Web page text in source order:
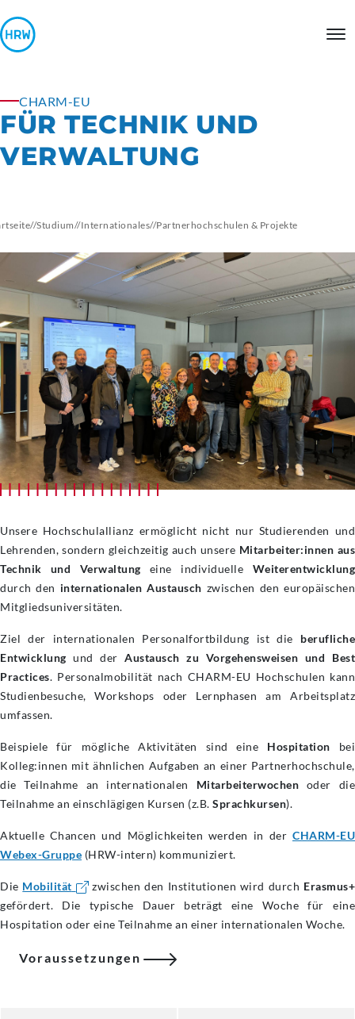
CHARM-EU
FÜR TECHNIK UND
VERWALTUNG
//Studium//Internationales//Partnerhochschulen & Projekte
Unsere Hochschulallianz ermöglicht nicht nur Studierenden und
Lehrenden, sondern gleichzeitig auch unsere Mitarbeiter:innen aus
Technik und Verwaltung eine individuelle Weiterentwicklung
durch den internationalen Austausch zwischen den europäischen
Mitgliedsuniversitäten.
Ziel der internationalen Personalfortbildung ist die berufliche
Entwicklung und derAustausch zu Vorgehensweisen und Best
Practices. Personalmobilität nach CHARM-EU Hochschulen kann
Studienbesuche, Workshops oder Lernphasen am Arbeitsplatz
umfassen.
Beispiele für mögliche Aktivitäten sind eine Hospitation bei
Kolleg:innen mit ähnlichen Aufgaben an einer Partnerhochschule,
die Teilnahme an internationalen Mitarbeiterwochen oder die
Teilnahme an einschlägigen Kursen (z.B. Sprachkursen).
Aktuelle Chancen und Möglichkeiten werden in der CHARM-EU
Webex-Gruppe (HRW-intern) kommuniziert.
Die Mobilität zwischen den Institutionen wird durch Erasmus+
gefördert. Die typische Dauer beträgt eine Woche für eine
Hospitation oder eine Teilnahme an einer internationalen Woche.
Voraussetzungen